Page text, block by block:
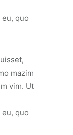
quo
mazim
vim. Ut
quo